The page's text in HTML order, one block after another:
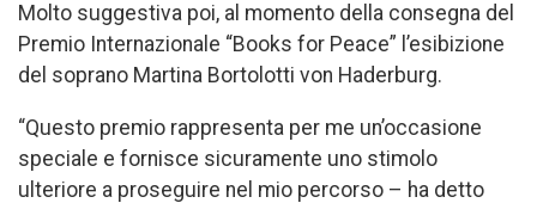
Molto suggestiva poi, al momento della consegna del
Premio Internazionale “Books for Peace” l’esibizione
del soprano Martina Bortolotti von Haderburg.
“Questo premio rappresenta per me un’occasione
speciale e fornisce sicuramente uno stimolo
ulteriore a proseguire nel mio percorso – ha detto